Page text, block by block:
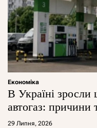
Економіка
В Україні зросли
автогаз: причини
29 Липня, 2026